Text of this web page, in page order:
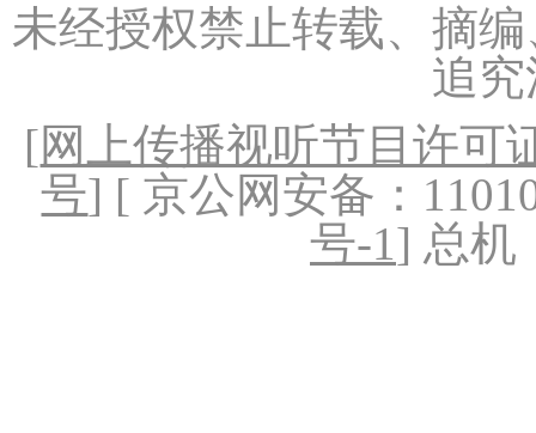
未经授权禁止转载、摘
追
[网上传播视听节目许可
号] [ 京公网安备：
号-1] 总机